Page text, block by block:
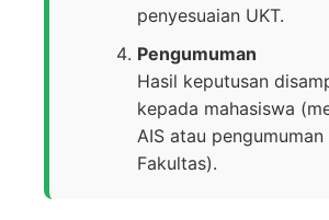
penyesuaian UKT.
Pengumuman
Hasil keputusan
kepada mahasiswa
AIS atau pengumuman
Fakultas).